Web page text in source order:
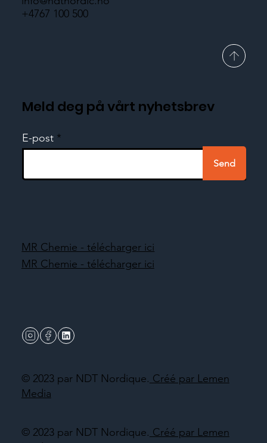
+4767 100 500
© 2023 par NDT Nordique. Créé par Lemen
Meld deg på vårt nyhetsbrev
E-post
Send
© 2023 par NDT Nordique. Créé par Lemen
Media
MR Chemie - télécharger ici
MR Chemie - télécharger ici